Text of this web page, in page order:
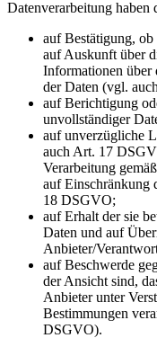
Datenverarbeitung haben
auf Bestätigung, ob
auf Auskunft über
Informationen über
der Daten (vgl.
auf Berichtigung
unvollständiger
auf unverzügliche
auch Art. 17
Verarbeitung
auf Einschränkung
18 DSGVO;
auf Erhalt der sie
Daten und auf
Anbieter/
auf Beschwerde
der Ansicht sind,
Anbieter unter
Bestimmungen
DSGVO).